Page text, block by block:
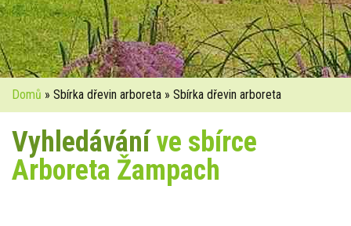
Domů » Sbírka dřevin arboreta » Sbírka dřevin arboreta
Vyhledáváníve sbírce
Arboreta Žampach